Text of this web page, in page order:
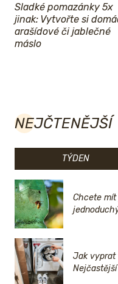
Sladké pomazánky 5x
jinak: Vytvořte si
arašídové či jablečné
máslo
NEJČTENĚJŠÍ
TÝDEN
Chcete mít
Jak vyprat